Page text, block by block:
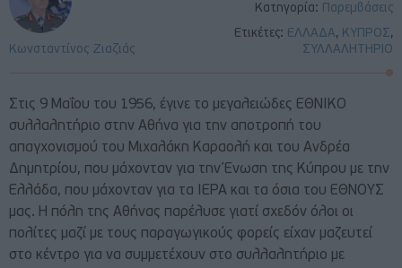
Κατηγορία:
Παρεμβάσεις
Ετικέτες: ΕΛΛΑΔΑ, ΚΥΠΡΟΣ,
ΣΥΛΛΑΛΗΤΗΡΙΟ
Κωνσταντίνος Ζιαζιάς
Στις 9 Μαΐου του 1956, έγινε το μεγαλειώδες ΕΘΝΙΚΟ
συλλαλητήριο στην Αθήνα για την αποτροπή του
απαγχονισμού του Μιχαλάκη Καραολή και του Ανδρέα
Δημητρίου, που μάχονταν για την Ένωση της Κύπρου με την
Ελλάδα, που μάχονταν για τα ΙΕΡΑ και τα όσια του ΕΘΝΟΥΣ
μας. Η πόλη της Αθήνας παρέλυσε γιατί σχεδόν όλοι οι
πολίτες μαζί με τους παραγωγικούς φορείς είχαν μαζευτεί
στο κέντρο για να συμμετέχουν στο συλλαλητήριο με